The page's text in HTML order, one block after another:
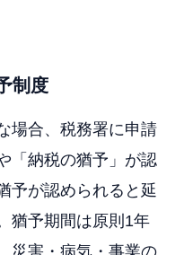
制度
場合、税務署に申請
「納税の猶予」が認
予が認められると延
猶予期間は原則1年
災害・病気・事業の